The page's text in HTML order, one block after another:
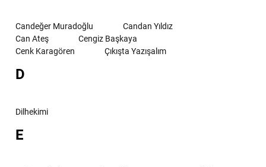
Candeğer Muradoğlu
Candan Yıldız
Can Ateş
Cengiz Başkaya
Cenk Karagören
Çıkışta Yazışalım
D
Dilhekimi
E